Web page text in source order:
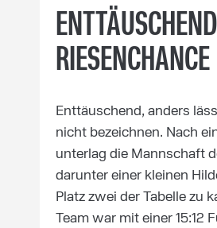
RIESENCHANCE
Enttäuschend, anders
nicht bezeichnen. Nach
unterlag die Mannschaft
darunter einer kleinen
Platz zwei der Tabelle zu
Team war mit einer 15:12